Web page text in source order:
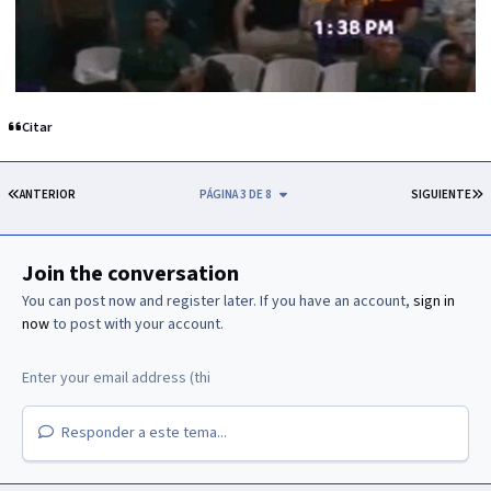
Citar
PRIMERA PÁGINA
ANTERIOR SIGUIENTE
PÁGINA 3 DE 8
Join the conversation
You can post now and register later. If you have an account, sign in
nowto post with your account.
Responder a este tema...